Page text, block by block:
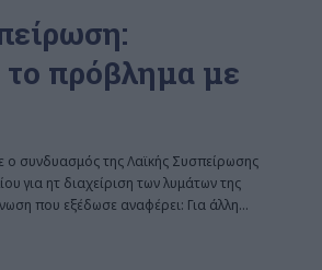
πρόβλημα με
ο συνδυασμός της Λαϊκής Συσπείρωσης
για ητ διαχείριση των λυμάτων της
που εξέδωσε αναφέρει: Για άλλη…